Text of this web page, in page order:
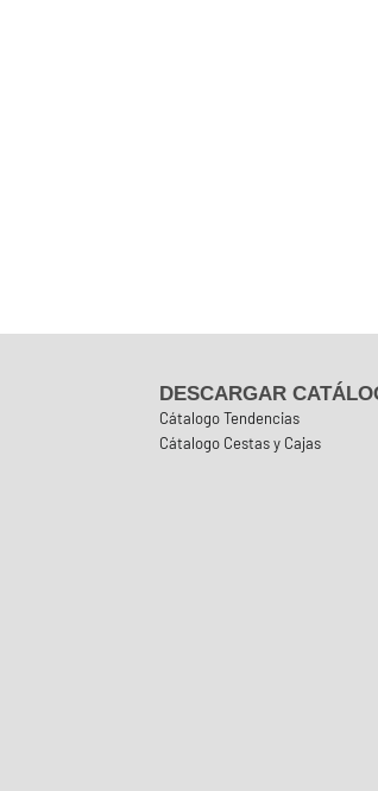
DESCARGAR
Cátalogo Tendencias
Cátalogo Cestas y Cajas